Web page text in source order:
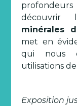
découvrir
minérales
met en
qui nous
utilisations
Exposition